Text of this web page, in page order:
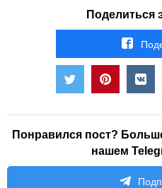
Поделиться
Понравился пост?
нашем